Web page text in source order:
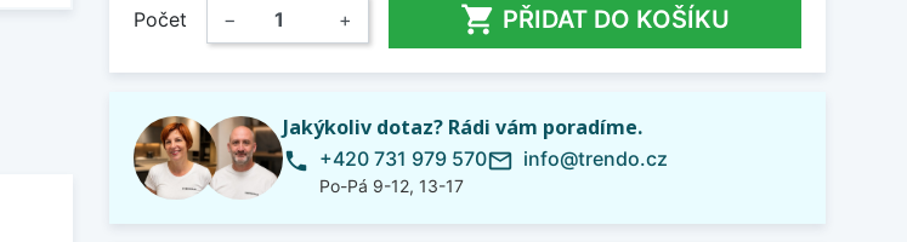
Počet − +  PŘIDAT DO KOŠÍKU
Jakýkoliv dotaz? Rádi vám poradíme.
phone +420 731 979 570
Po-Pá 9-12, 13-17
mail_outline info@trendo.cz